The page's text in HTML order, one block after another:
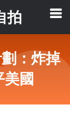
拍
：炸掉
國